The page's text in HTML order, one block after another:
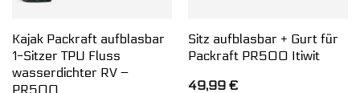
Kajak Packraft aufblasbar
1-Sitzer TPU Fluss
wasserdichter RV –
PR500
Sitz aufblasbar + Gurt für
Packraft PR500 Itiwit
49,99 €